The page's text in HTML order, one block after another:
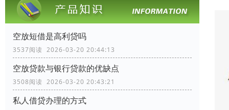
空放短借是高利贷吗
3537阅读 2026-03-20 20:44:13
空放贷款与银行贷款的优缺点
3508阅读 2026-03-20 20:43:21
私人借贷办理的方式